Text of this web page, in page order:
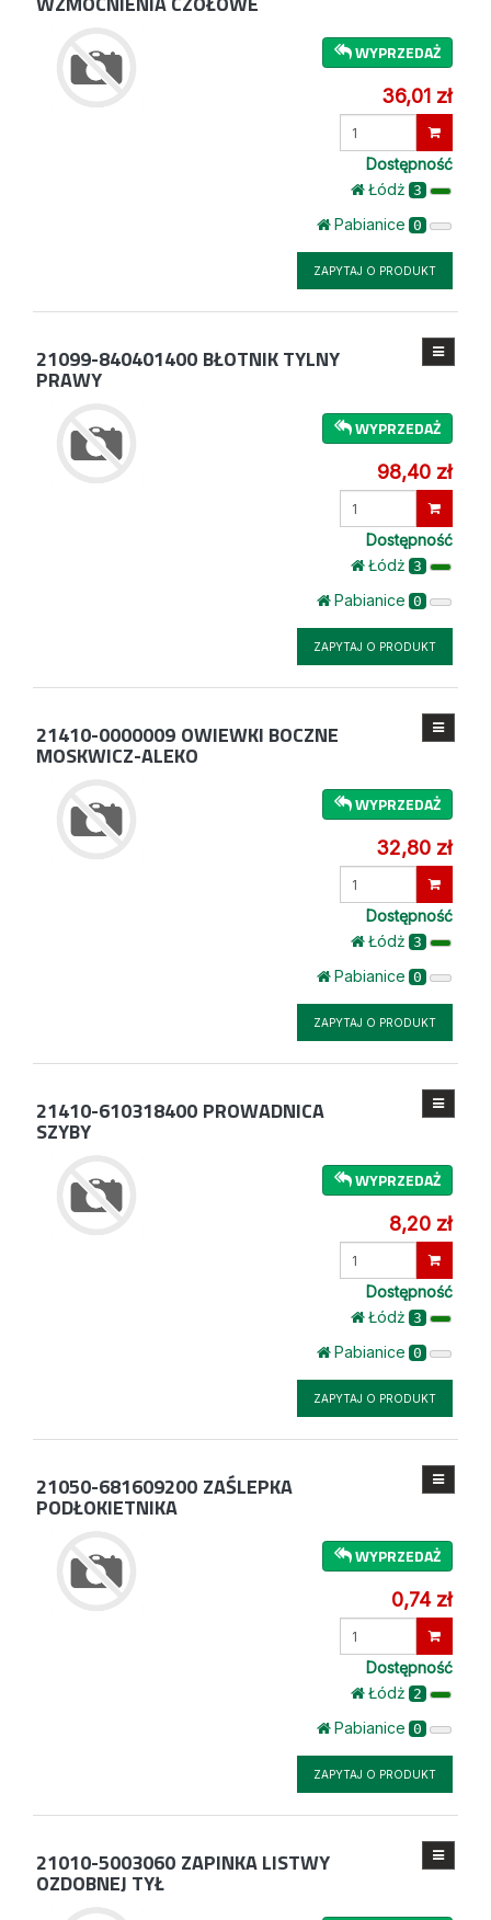
WYPRZEDAŻ
36,01 zł
Dostępność
Łódż 3
Pabianice 0
ZAPYTAJ O PRODUKT
21099-840401400 BŁOTNIK TYLNY
PRAWY
WYPRZEDAŻ
98,40 zł
Dostępność
Łódż 3
Pabianice 0
ZAPYTAJ O PRODUKT
21410-0000009 OWIEWKI BOCZNE
MOSKWICZ-ALEKO
WYPRZEDAŻ
32,80 zł
Dostępność
Łódż 3
Pabianice 0
ZAPYTAJ O PRODUKT
21410-610318400 PROWADNICA
SZYBY
WYPRZEDAŻ
8,20 zł
Dostępność
Łódż 3
Pabianice 0
ZAPYTAJ O PRODUKT
21050-681609200 ZAŚLEPKA
PODŁOKIETNIKA
WYPRZEDAŻ
0,74 zł
Dostępność
Łódż 2
Pabianice 0
ZAPYTAJ O PRODUKT
21010-5003060 ZAPINKA LISTWY
OZDOBNEJ TYŁ